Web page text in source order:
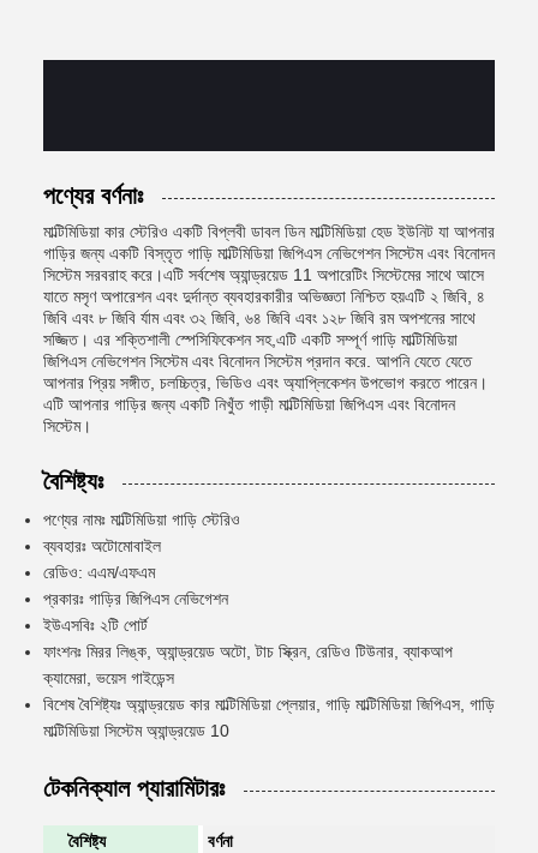
পণ্যের বর্ণনাঃ
মাল্টিমিডিয়া কার স্টেরিও একটি বিপ্লবী ডাবল ডিন মাল্টিমিডিয়া হেড ইউনিট যা আপনার
গাড়ির জন্য একটি বিস্তৃত গাড়ি মাল্টিমিডিয়া জিপিএস নেভিগেশন সিস্টেম এবং বিনোদন
সিস্টেম সরবরাহ করে।এটি সর্বশেষ অ্যান্ড্রয়েড 11 অপারেটিং সিস্টেমের সাথে আসে
যাতে মসৃণ অপারেশন এবং দুর্দান্ত ব্যবহারকারীর অভিজ্ঞতা নিশ্চিত হয়এটি ২ জিবি, ৪
জিবি এবং ৮ জিবি র্যাম এবং ৩২ জিবি, ৬৪ জিবি এবং ১২৮ জিবি রম অপশনের সাথে
সজ্জিত। এর শক্তিশালী স্পেসিফিকেশন সহ,এটি একটি সম্পূর্ণ গাড়ি মাল্টিমিডিয়া
জিপিএস নেভিগেশন সিস্টেম এবং বিনোদন সিস্টেম প্রদান করে. আপনি যেতে যেতে
আপনার প্রিয় সঙ্গীত, চলচ্চিত্র, ভিডিও এবং অ্যাপ্লিকেশন উপভোগ করতে পারেন।
এটি আপনার গাড়ির জন্য একটি নিখুঁত গাড়ী মাল্টিমিডিয়া জিপিএস এবং বিনোদন
সিস্টেম।
বৈশিষ্ট্যঃ
পণ্যের নামঃ মাল্টিমিডিয়া গাড়ি স্টেরিও
ব্যবহারঃ অটোমোবাইল
রেডিও: এএম/এফএম
প্রকারঃ গাড়ির জিপিএস নেভিগেশন
ইউএসবিঃ ২টি পোর্ট
ফাংশনঃ মিরর লিঙ্ক, অ্যান্ড্রয়েড অটো, টাচ স্ক্রিন, রেডিও টিউনার, ব্যাকআপ
ক্যামেরা, ভয়েস গাইডেন্স
বিশেষ বৈশিষ্ট্যঃ অ্যান্ড্রয়েড কার মাল্টিমিডিয়া প্লেয়ার, গাড়ি মাল্টিমিডিয়া জিপিএস, গাড়ি
মাল্টিমিডিয়া সিস্টেম অ্যান্ড্রয়েড 10
টেকনিক্যাল প্যারামিটারঃ
বৈশিষ্ট্য
বর্ণনা